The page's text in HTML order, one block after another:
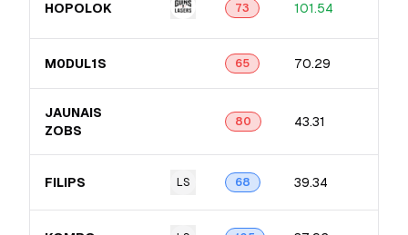
HOPOLOK 73 101.54
M0DUL1S 65 70.29
JAUNAIS
ZOBS
80 43.31
FILIPS LS 68 39.34